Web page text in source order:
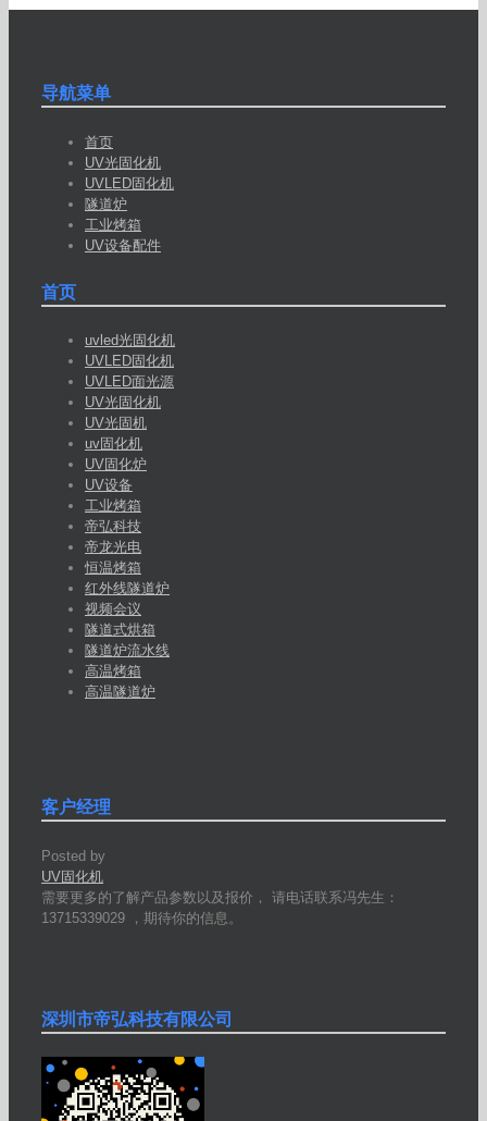
导航菜单
首页
UV光固化机
UVLED固化机
隧道炉
工业烤箱
UV设备配件
首页
uvled光固化机
UVLED固化机
UVLED面光源
UV光固化机
UV光固机
uv固化机
UV固化炉
UV设备
工业烤箱
帝弘科技
帝龙光电
恒温烤箱
红外线隧道炉
视频会议
隧道式烘箱
隧道炉流水线
高温烤箱
高温隧道炉
客户经理
Posted by
UV固化机
需要更多的了解产品参数以及报价， 请电话联系冯先生：
13715339029 ，期待你的信息。
深圳市帝弘科技有限公司